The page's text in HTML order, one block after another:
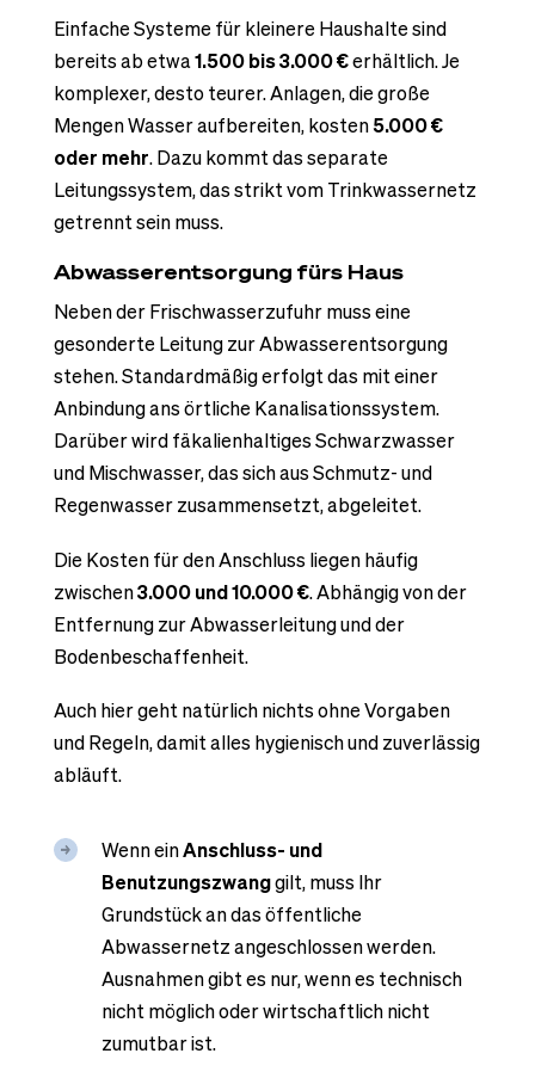
Einfache Systeme für kleinere Haushalte sind
bereits ab etwa1.500 bis 3.000 €erhältlich. Je
komplexer, desto teurer. Anlagen, die große
Mengen Wasser aufbereiten, kosten5.000 €
oder mehr. Dazu kommt das separate
Leitungssystem, das strikt vom Trinkwassernetz
getrennt sein muss.
Abwasserentsorgung fürs Haus
Neben der Frischwasserzufuhr muss eine
gesonderte Leitung zur Abwasserentsorgung
stehen. Standardmäßig erfolgt das mit einer
Anbindung ans örtliche Kanalisationssystem.
Darüber wird fäkalienhaltiges Schwarzwasser
und Mischwasser, das sich aus Schmutz- und
Regenwasser zusammensetzt, abgeleitet.
Die Kosten für den Anschluss liegen häufig
zwischen3.000 und 10.000 €. Abhängig von der
Entfernung zur Abwasserleitung und der
Bodenbeschaffenheit.
Auch hier geht natürlich nichts ohne Vorgaben
und Regeln, damit alles hygienisch und zuverlässig
abläuft.
Wenn einAnschluss- und
Benutzungszwanggilt, muss Ihr
Grundstück an das öffentliche
Abwassernetz angeschlossen werden.
Ausnahmen gibt es nur, wenn es technisch
nicht möglich oder wirtschaftlich nicht
zumutbar ist.